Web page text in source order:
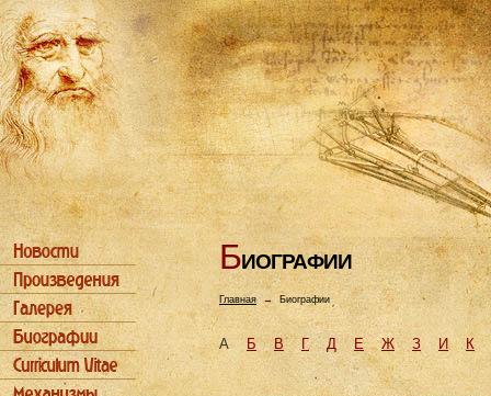
БИОГРАФИИ
Главная→ Биографии
АБ В Г Д Е Ж З И К